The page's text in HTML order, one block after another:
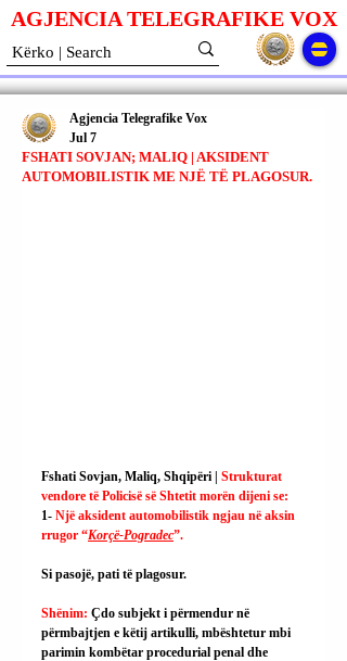
AGJENCIA TELEGRAFIKE VOX
FSHATI SOVJAN; MALIQ | AKSIDENT
AUTOMOBILISTIK ME NJË TË PLAGOSUR.
Agjencia Telegrafike Vox
Jul 7
Fshati Sovjan, Maliq, Shqipëri | Strukturat
vendore të Policisë së Shtetit morën dijeni se:
1- Një aksident automobilistik ngjau në aksin
rrugor “Korçë-Pogradec”.
Si pasojë, pati të plagosur.
Shënim: Çdo subjekt i përmendur në
përmbajtjen e këtij artikulli, mbështetur mbi
parimin kombëtar procedurial penal dhe